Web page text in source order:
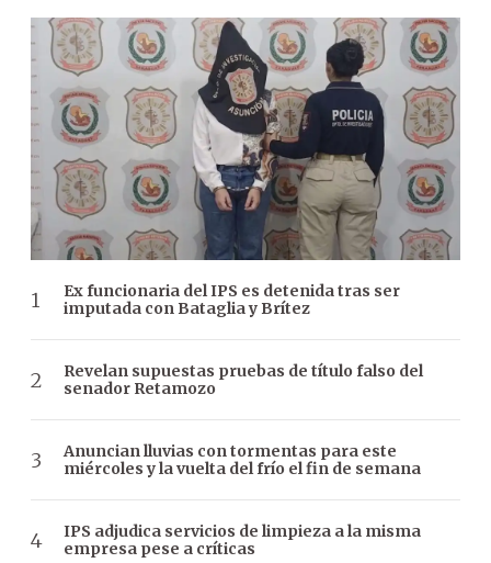
Ex funcionaria del IPS es detenida tras ser
imputada con Bataglia y Brítez
Revelan supuestas pruebas de título falso del
senador Retamozo
Anuncian lluvias con tormentas para este
miércoles y la vuelta del frío el fin de semana
IPS adjudica servicios de limpieza a la misma
empresa pese a críticas